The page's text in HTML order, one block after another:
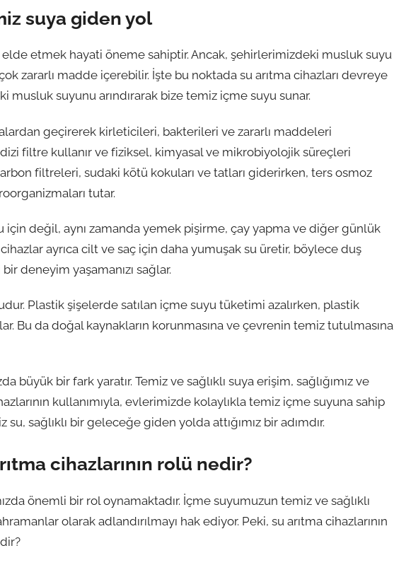
suya giden yol
elde etmek hayati öneme sahiptir. Ancak, şehirlerimizdeki musluk suyu
zararlı madde içerebilir. İşte bu noktada su arıtma cihazları devreye
musluk suyunu arındırarak bize temiz içme suyu sunar.
geçirerek kirleticileri, bakterileri ve zararlı maddeleri
filtre kullanır ve fiziksel, kimyasal ve mikrobiyolojik süreçleri
filtreleri, sudaki kötü kokuları ve tatları giderirken, ters osmoz
tutar.
için değil, aynı zamanda yemek pişirme, çay yapma ve diğer günlük
ayrıca cilt ve saç için daha yumuşak su üretir, böylece duş
deneyim yaşamanızı sağlar.
Plastik şişelerde satılan içme suyu tüketimi azalırken, plastik
Bu da doğal kaynakların korunmasına ve çevrenin temiz tutulmasına
büyük bir fark yaratır. Temiz ve sağlıklı suya erişim, sağlığımız ve
kullanımıyla, evlerimizde kolaylıkla temiz içme suyuna sahip
sağlıklı bir geleceğe giden yolda attığımız bir adımdır.
cihazlarının rolü nedir?
önemli bir rol oynamaktadır. İçme suyumuzun temiz ve sağlıklı
olarak adlandırılmayı hak ediyor. Peki, su arıtma cihazlarının